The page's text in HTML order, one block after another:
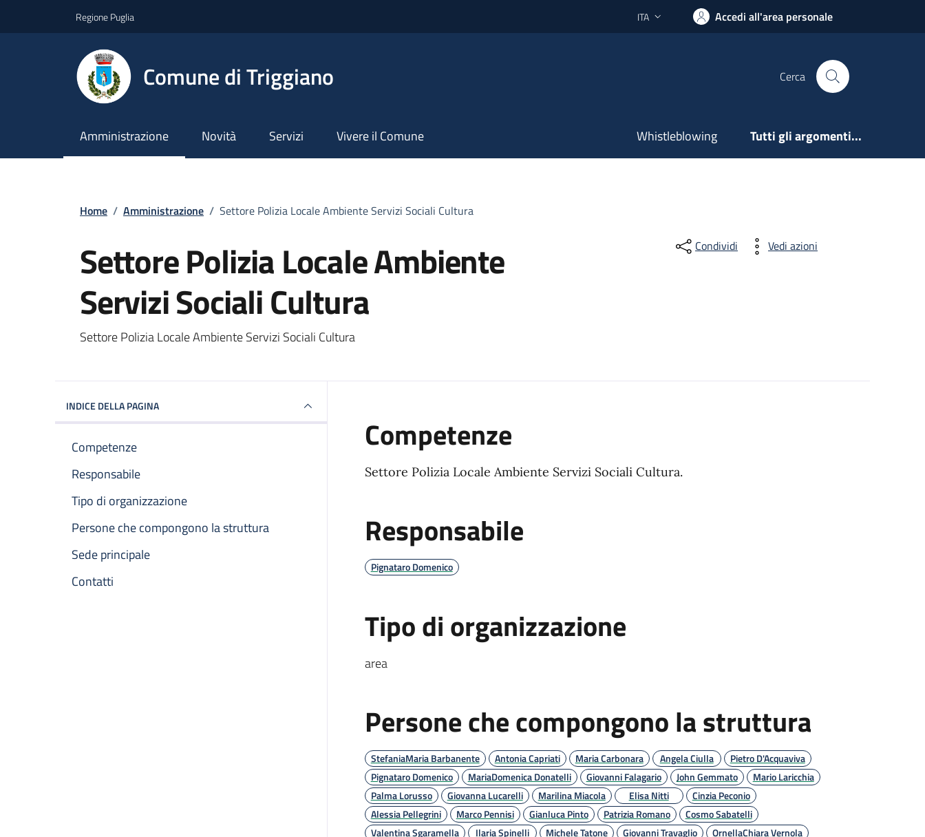
Regione Puglia Lingua attiva:
ITA Accedi all'area personale
Comune di Triggiano Cerca
Amministrazione Novità Servizi Vivere il Comune Whistleblowing Tutti gli argomenti...
Home / Amministrazione / Settore Polizia Locale Ambiente Servizi Sociali Cultura
Settore Polizia Locale Ambiente
Servizi Sociali Cultura
Settore Polizia Locale Ambiente Servizi Sociali Cultura
Condividi Vedi azioni
INDICE DELLA PAGINA
Competenze
Responsabile
Tipo di organizzazione
Persone che compongono la struttura
Sede principale
Contatti
Competenze
Settore Polizia Locale Ambiente Servizi Sociali Cultura.
Responsabile
Pignataro Domenico
Tipo di organizzazione
area
Persone che compongono la struttura
StefaniaMaria Barbanente Antonia Capriati Maria Carbonara Angela Ciulla
Pietro D'Acquaviva
Pignataro Domenico
MariaDomenica Donatelli Giovanni Falagario John Gemmato
Mario Laricchia
Palma Lorusso
Giovanna Lucarelli Marilina Miacola Elisa Nitti
Cinzia Peconio
Alessia Pellegrini
Marco Pennisi Gianluca Pinto Patrizia Romano
Cosmo Sabatelli
Valentina Sgaramella
Ilaria Spinelli Michele Tatone Giovanni Travaglio
OrnellaChiara Vernola